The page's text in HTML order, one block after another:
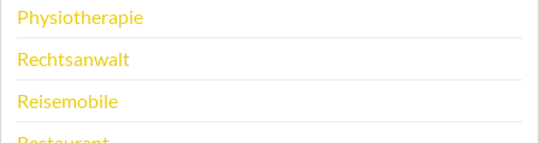
Physiotherapie
Rechtsanwalt
Reisemobile